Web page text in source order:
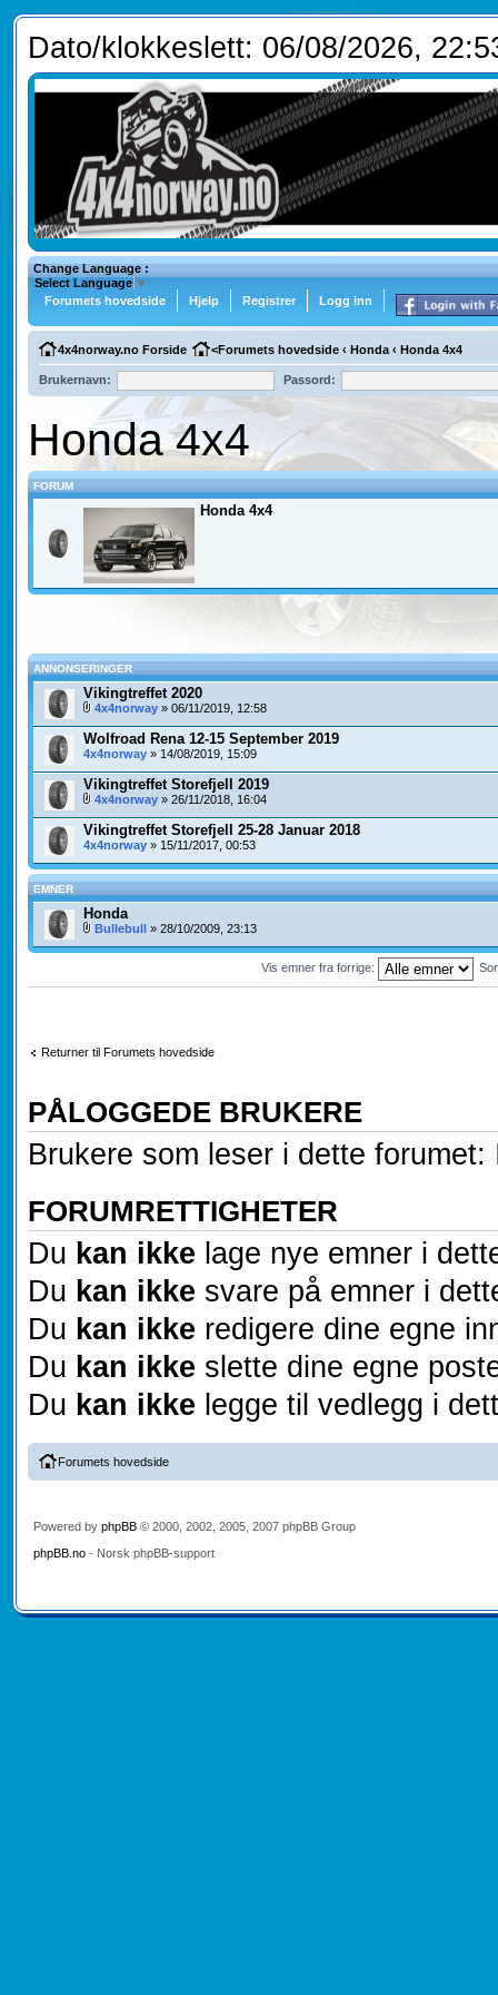
Dato/klokkeslett: 06/08/2026,
Change Language :
Select Language ▼
Forumets hovedside
Hjelp Registrer Logg inn
4x4norway.no Forside <Forumets hovedside ‹ Honda ‹ Honda 4x4
Brukernavn: Passord:
Honda 4x4
FORUM
Honda 4x4
ANNONSERINGER
Vikingtreffet 2020
4x4norway» 06/11/2019, 12:58
Wolfroad Rena 12-15 September 2019
4x4norway» 14/08/2019, 15:09
Vikingtreffet Storefjell 2019
4x4norway» 26/11/2018, 16:04
Vikingtreffet Storefjell 25-28 Januar 2018
4x4norway» 15/11/2017, 00:53
EMNER
Honda
Bullebull» 28/10/2009, 23:13
Vis emner fra forrige:
Returner til Forumets hovedside
PÅLOGGEDE BRUKERE
Brukere som leser i dette
FORUMRETTIGHETER
Du kan ikke lage nye emner i
Du kan ikke svare på emner i
Du kan ikke redigere dine egne
Du kan ikke slette dine egne
Du kan ikke legge til vedlegg i
Forumets hovedside
Powered by phpBB© 2000, 2002, 2005, 2007 phpBB Group
phpBB.no- Norsk phpBB-support